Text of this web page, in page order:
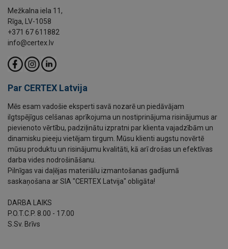
Mežkalna iela 11,
Rīga, LV-1058
+371 67 611882
info@certex.lv
Par CERTEX Latvija
Mēs esam vadošie eksperti savā nozarē un piedāvājam
ilgtspējīgus celšanas aprīkojuma un nostiprinājuma risinājumus ar
pievienoto vērtību, padziļinātu izpratni par klienta vajadzībām un
dinamisku pieeju vietējam tirgum. Mūsu klienti augstu novērtē
mūsu produktu un risinājumu kvalitāti, kā arī drošas un efektīvas
darba vides nodrošināšanu.
Pilnīgas vai daļējas materiālu izmantošanas gadījumā
saskaņošana ar SIA "CERTEX Latvija" obligāta!
DARBA LAIKS
P.O.T.C.P. 8.00 - 17.00
S.Sv. Brīvs